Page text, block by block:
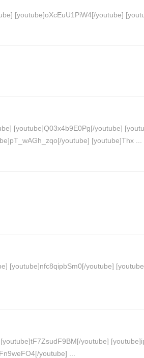
[youtube]_5ICRoSP4FA[/
wHmjvMluqA[/youtube] [youtube]CNtiNMBCdFU[/youtube] [youtube]7GIMfYg3D5U[/youtube] [youtube]pT_wAGh_zqo[/youtube] [youtube]Thx ...
[youtube]zOEeqK5ZUWk[/youtube] [youtube]455Fn9weFO4[/youtube] ...